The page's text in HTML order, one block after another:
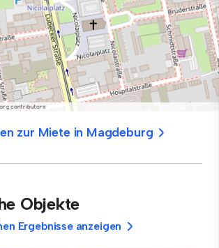
zur Miete in Magdeburg
Objekte
Ergebnisse anzeigen